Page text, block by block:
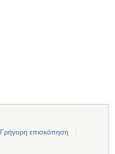
Γρήγορη επισκόπηση